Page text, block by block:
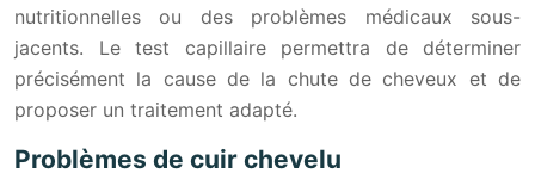
nutritionnelles ou des problèmes médicaux sous-
jacents. Le test capillaire permettra de déterminer
précisément la cause de la chute de cheveux et de
proposer un traitement adapté.
Problèmes de cuir chevelu